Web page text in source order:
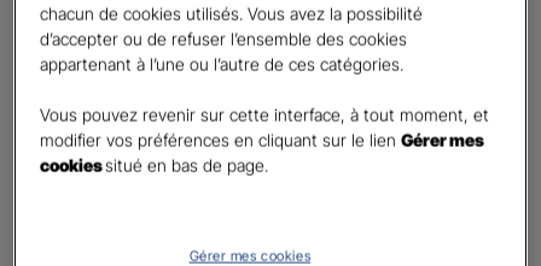
First Last
Téléphone*
United
States
+1
E-mail *
Informations complémentaires (facultatif)
chacun de cookies utilisés. Vous avez la possibilité
d’accepter ou de refuser l’ensemble des cookies
appartenant à l’une ou l’autre de ces catégories.
Vous pouvez revenir sur cette interface, à tout moment, et
modifier vos préférences en cliquant sur le lienGérer mes
cookiessitué en bas de page.
Gérer mes cookies